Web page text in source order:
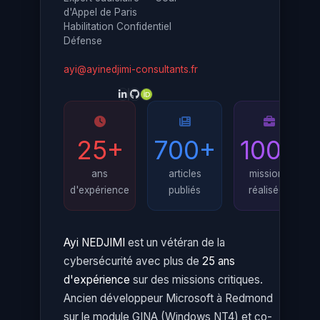
d'Appel de Paris
Habilitation Confidentiel
Défense
ayi@ayinedjimi-consultants.fr
25+
ans
d'expérience
700+
articles
publiés
100+
missions
réalisées
Ayi NEDJIMI est un vétéran de la
cybersécurité avec plus de 25 ans
d'expérience sur des missions critiques.
Ancien développeur Microsoft à Redmond
sur le module GINA (Windows NT4) et co-